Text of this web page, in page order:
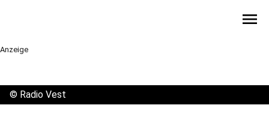
menu
Anzeige
© Radio Vest